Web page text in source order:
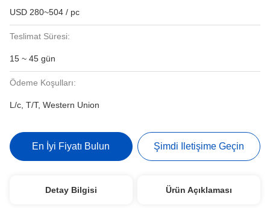
USD 280~504 / pc
Teslimat Süresi:
15 ~ 45 gün
Ödeme Koşulları:
L/c, T/T, Western Union
En İyi Fiyatı Bulun Şimdi Iletişime Geçin
Detay Bilgisi Ürün Açıklaması